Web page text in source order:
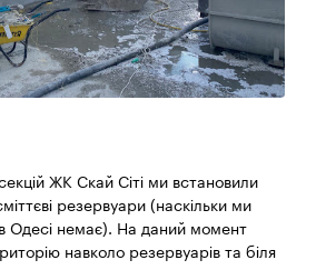
ЖК Скай Сіті ми встановили
резервуари (наскільки ми
Одесі немає). На даний момент
навколо резервуарів та біля